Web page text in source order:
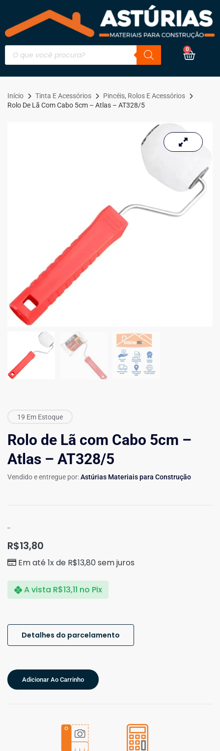
0
Início Tinta E Acessórios
Pincéis, Rolos E Acessórios
Rolo De Lã Com Cabo 5cm – Atlas – AT328/5
19 Em Estoque
Rolo de Lã com Cabo 5cm –
Atlas – AT328/5
Vendido e entregue por:Astúrias Materiais para Construção
..
R$13,80
Em até 1x de R$13,80sem juros
A vista R$13,11 no Pix
Detalhes do parcelamento
Adicionar Ao Carrinho